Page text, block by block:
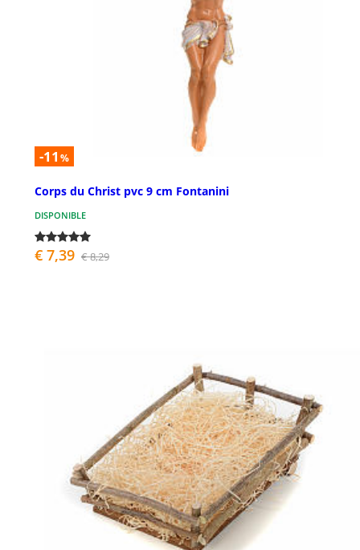
-11 %
Corps du Christ pvc 9 cm Fontanini
DISPONIBLE
€ 7,39 € 8,29